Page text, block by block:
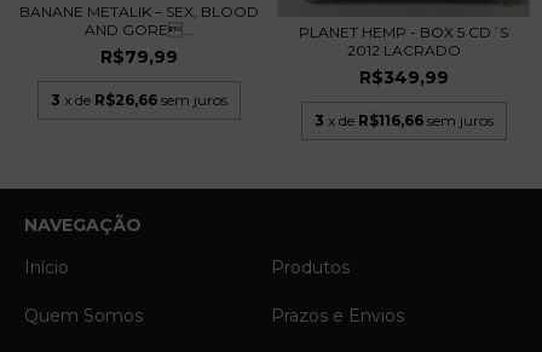
BANANE METALIK – SEX, BLOOD
AND GORE...
R$79,99
3 x de R$26,66 sem juros
PLANET HEMP - BOX 5 CD´S
2012 LACRADO
R$349,99
3 x de R$116,66 sem juros
NAVEGAÇÃO
Início
Produtos
Quem Somos Prazos e Envios